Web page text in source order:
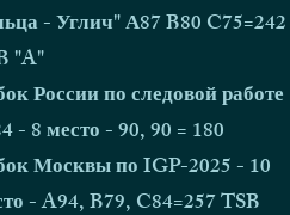
- Углич" А87 B80 C75=242
"A"
России по следовой работе
- 8 место - 90, 90 = 180
Москвы по IGP-2025 - 10
- A94, B79, C84=257 TSB